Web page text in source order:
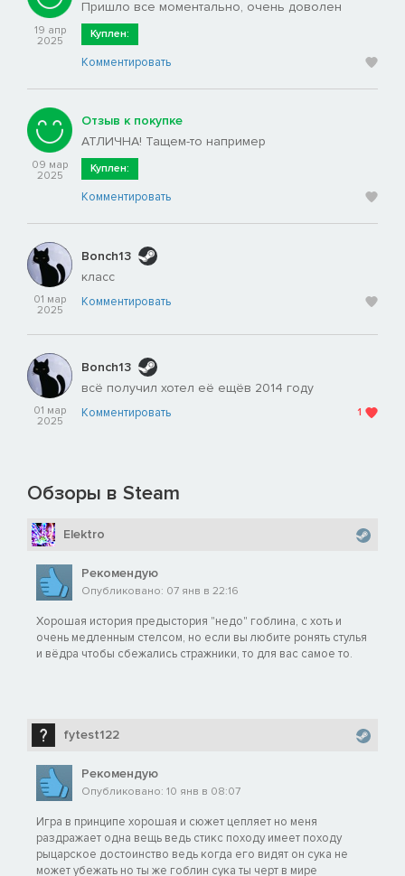
19 апр
2025
Пришло все моментально, очень доволен
Куплен:
Комментировать
09 мар
2025
Отзыв к покупке
АТЛИЧНА! Тащем-то например
Куплен:
Комментировать
01 мар
2025
Bonch13
класс
Комментировать
01 мар
2025
Bonch13
всё получил хотел её ещёв 2014 году
Комментировать 1
Обзоры в Steam
Elektro
Рекомендую
Опубликовано: 07 янв в 22:16
Хорошая история предыстория "недо" гоблина, с хоть и
очень медленным стелсом, но если вы любите ронять стулья
и вёдра чтобы сбежались стражники, то для вас самое то.
fytest122
Рекомендую
Опубликовано: 10 янв в 08:07
Игра в принципе хорошая и сюжет цепляет но меня
раздражает одна вещь ведь стикс походу имеет походу
рыцарское достоинство ведь когда его видят он сука не
может убежать но ты же гоблин сука ты черт в мире